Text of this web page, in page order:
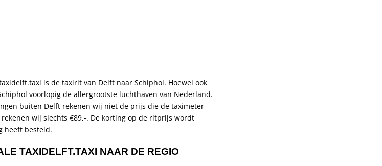
is de taxirit van Delft naar Schiphol. Hoewel ook
voorlopig de allergrootste luchthaven van Nederland.
buiten Delft rekenen wij niet de prijs die de taximeter
wij slechts €89,-. De korting op de ritprijs wordt
heeft besteld.
TAXIDELFT.TAXI NAAR DE REGIO